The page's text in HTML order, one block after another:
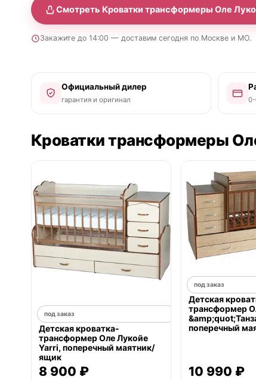
Смотреть Кроватки трансформеры Оле
Закажите до 14:00 — доставим сегодня по Москве и МО.
Официальный дилер
гарантия и оригинал 0-
Кроватки трансформеры
под заказ
Детская кроватка-
трансформер Оле Лукойе
Yarri, поперечный маятник/
ящик
8 900 ₽
под заказ
Детская
трансформер
поперечный
10 990 ₽